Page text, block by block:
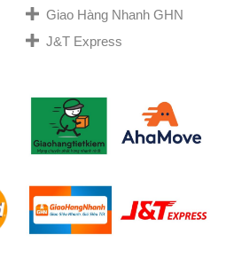
Giao Hàng Nhanh GHN
J&T Express